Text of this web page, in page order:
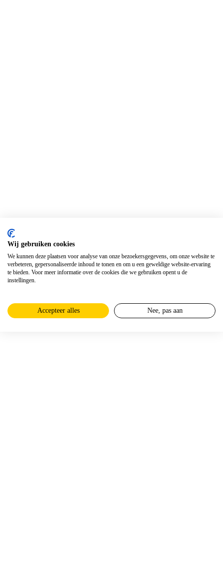
Wij gebruiken cookies
We kunnen deze plaatsen voor analyse van onze bezoekersgegevens, om onze website te
verbeteren, gepersonaliseerde inhoud te tonen en om u een geweldige website-ervaring
te bieden. Voor meer informatie over de cookies die we gebruiken opent u de
instellingen.
Accepteer alles Nee, pas aan